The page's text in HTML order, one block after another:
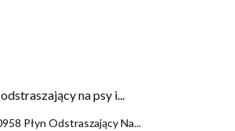
Płyn Odstraszający Na...